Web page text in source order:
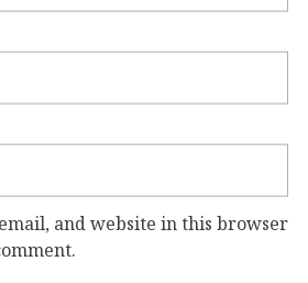
and website in this browser